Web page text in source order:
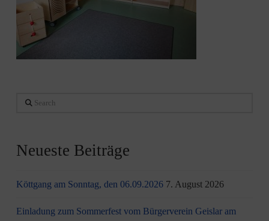
Search
Neueste Beiträge
Köttgang am Sonntag, den 06.09.2026 7. August 2026
Einladung zum Sommerfest vom Bürgerverein Geislar am